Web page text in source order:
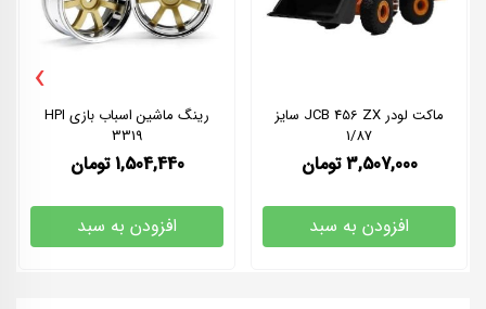
ماکت لودر JCB 456 ZX سایز
1/87
3,507,000 تومان
افزودن به سبد
رینگ ماشین اسباب بازی HPI
3319
1,504,440 تومان
افزودن به سبد
›